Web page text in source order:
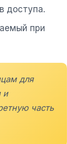
доступа.
при
для
и
часть